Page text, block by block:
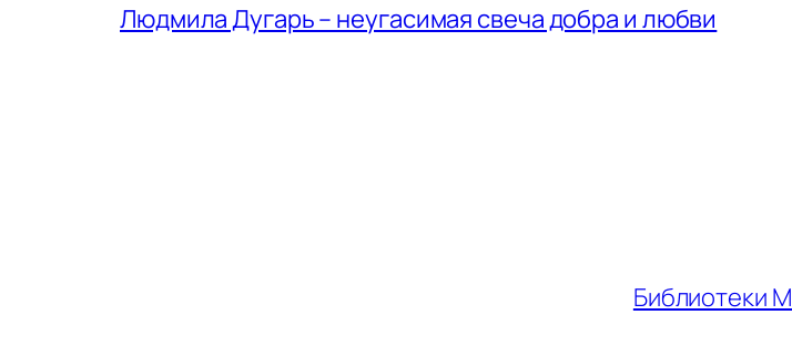
Людмила Дугарь – неугасимая свеча добра и любви
Библиотеки